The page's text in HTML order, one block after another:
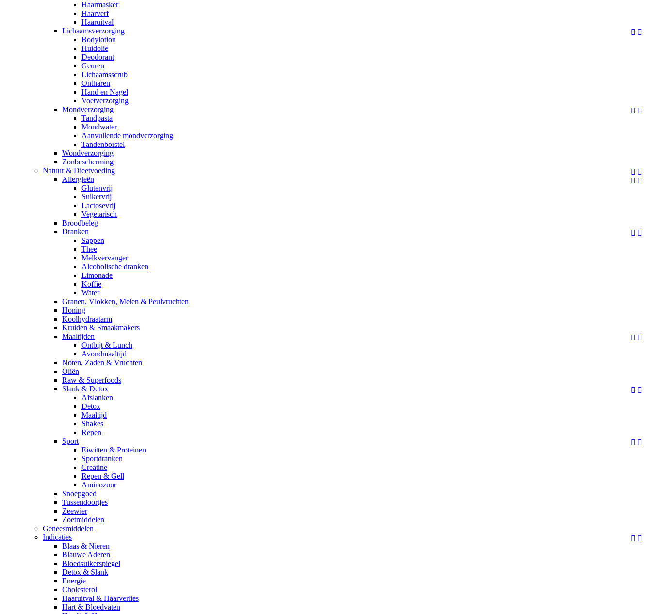
Haarmasker
Haarverf
Haaruitval
 
Lichaamsverzorging
Bodylotion
Huidolie
Deodorant
Geuren
Lichaamsscrub
Ontharen
Hand en Nagel
Voetverzorging
 
Mondverzorging
Tandpasta
Mondwater
Aanvullende mondverzorging
Tandenborstel
Wondverzorging
Zonbescherming
 
Natuur & Dieetvoeding
 
Allergieën
Glutenvrij
Suikervrij
Lactosevrij
Vegetarisch
Broodbeleg
 
Dranken
Sappen
Thee
Melkvervanger
Alcoholische dranken
Limonade
Koffie
Water
Granen, Vlokken, Melen & Peulvruchten
Honing
Koolhydraatarm
Kruiden & Smaakmakers
 
Maaltijden
Ontbijt & Lunch
Avondmaaltijd
Noten, Zaden & Vruchten
Oliën
Raw & Superfoods
 
Slank & Detox
Afslanken
Detox
Maaltijd
Shakes
Repen
 
Sport
Eiwitten & Proteinen
Sportdranken
Creatine
Repen & Gell
Aminozuur
Snoepgoed
Tussendoortjes
Zeewier
Zoetmiddelen
Geneesmiddelen
 
Indicaties
Blaas & Nieren
Blauwe Aderen
Bloedsuikerspiegel
Detox & Slank
Energie
Cholesterol
Haaruitval & Haarverlies
Hart & Bloedvaten